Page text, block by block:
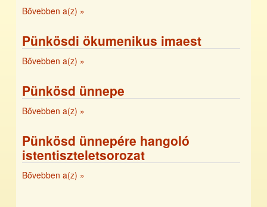
Bővebben a(z) »
Pünkösdi ökumenikus imaest
Bővebben a(z) »
Pünkösd ünnepe
Bővebben a(z) »
Pünkösd ünnepére hangoló
istentiszteletsorozat
Bővebben a(z) »